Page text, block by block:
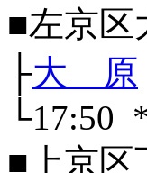
■左京区
├大 原
■上京区